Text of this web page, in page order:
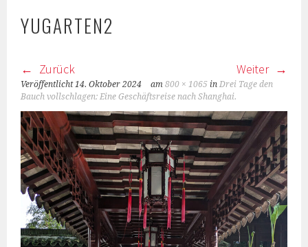
YUGARTEN2
Zurück Weiter
Veröffentlicht14. Oktober 2024 am800 × 1065 inDrei Tage den
Bauch vollschlagen: Eine Geschäftsreise nach Shanghai.